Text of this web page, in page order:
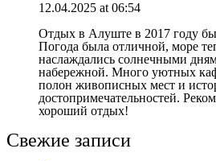
12.04.2025 at 06:54
Отдых в Алуште в 2017 году
Погода была отличной, море
наслаждались солнечными
набережной. Много уютных
полон живописных мест и
достопримечательностей.
хороший отдых!
Свежие записи